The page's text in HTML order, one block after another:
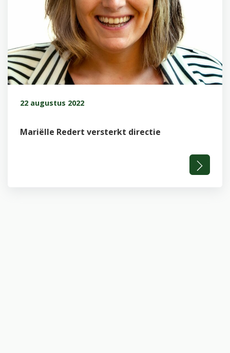
22 augustus 2022
Mariëlle Redert versterkt directie